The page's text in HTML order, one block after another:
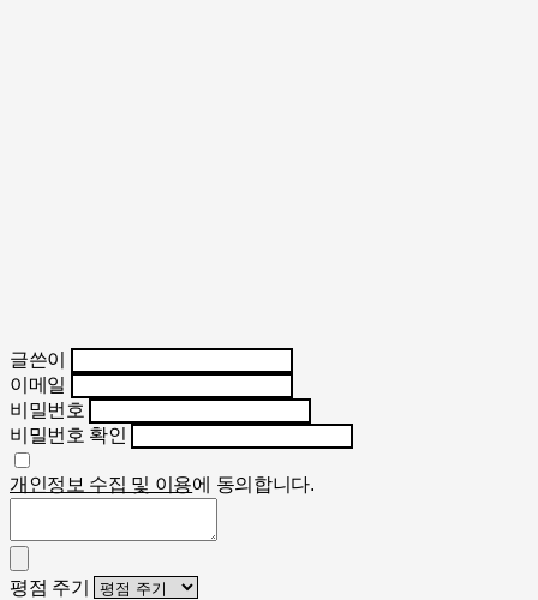
글쓴이
이메일
비밀번호
비밀번호 확인
개인정보 수집 및 이용에 동의합니다.
평점 주기